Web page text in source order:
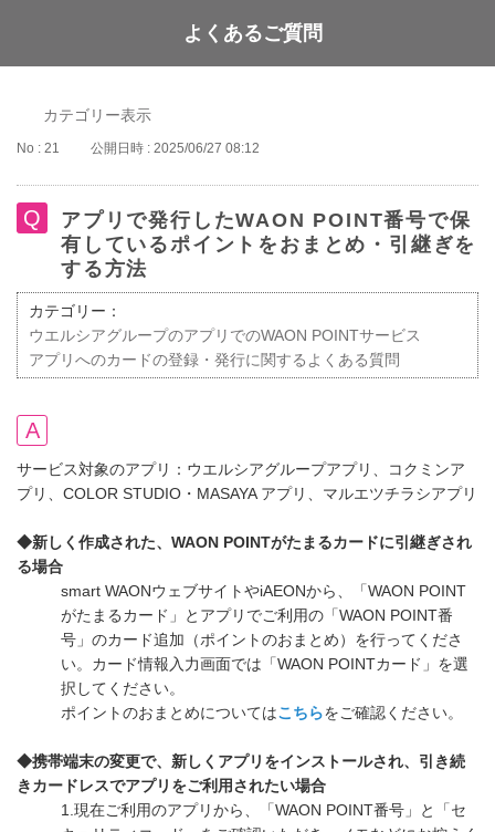
WAON POINT
よくあるご質問
カテゴリー表示
No : 21 公開日時 : 2025/06/27 08:12
アプリで発行したWAON POINT番号で保
有しているポイントをおまとめ・引継ぎを
する方法
カテゴリー：
ウエルシアグループのアプリでのWAON POINTサービス
アプリへのカードの登録・発行に関するよくある質問
サービス対象のアプリ：ウエルシアグループアプリ、コクミンア
プリ、COLOR STUDIO・MASAYA アプリ、マルエツチラシアプリ
◆新しく作成された、WAON POINTがたまるカードに引継ぎされ
る場合
smart WAONウェブサイトやiAEONから、「WAON POINT
がたまるカード」とアプリでご利用の「WAON POINT番
号」のカード追加（ポイントのおまとめ）を行ってくださ
い。カード情報入力画面では「WAON POINTカード」を選
択してください。
ポイントのおまとめについてはこちらをご確認ください。
◆携帯端末の変更で、新しくアプリをインストールされ、引き続
きカードレスでアプリをご利用されたい場合
1.現在ご利用のアプリから、「WAON POINT番号」と「セ